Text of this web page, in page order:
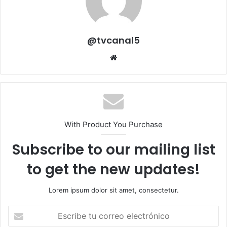
@tvcanal5
With Product You Purchase
Subscribe to our mailing list
to get the new updates!
Lorem ipsum dolor sit amet, consectetur.